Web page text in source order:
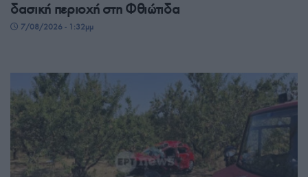
δασική περιοχή στη Φθιώτιδα
7/08/2026 - 1:32μμ